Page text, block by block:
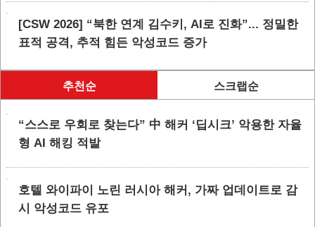
[CSW 2026] “북한 연계 김수키, AI로 진화”... 정밀한
표적 공격, 추적 힘든 악성코드 증가
추천순 스크랩순
“스스로 우회로 찾는다” 中 해커 ‘딥시크’ 악용한 자율
형 AI 해킹 적발
호텔 와이파이 노린 러시아 해커, 가짜 업데이트로 감
시 악성코드 유포